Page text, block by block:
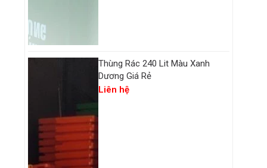
Thùng Rác 240 Lit Màu Xanh
Dương Giá Rẻ
Liên hệ